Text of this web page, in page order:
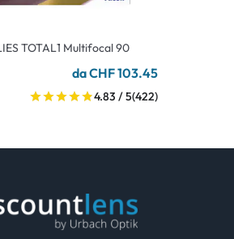
TOTAL1 Multifocal 90
da CHF 103.45
4.83 / 5(422)